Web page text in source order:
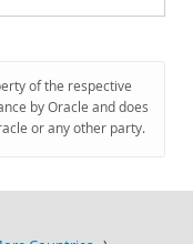
of the respective
by Oracle and does
or any other party.